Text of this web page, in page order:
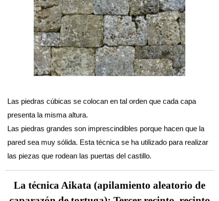
Las piedras cúbicas se colocan en tal orden que cada capa
presenta la misma altura.
Las piedras grandes son imprescindibles porque hacen que la
pared sea muy sólida. Esta técnica se ha utilizado para realizar
las piezas que rodean las puertas del castillo.
La técnica Aikata (apilamiento aleatorio de